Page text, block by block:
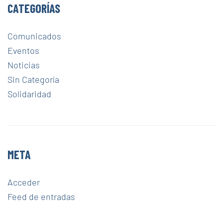
CATEGORÍAS
Comunicados
Eventos
Noticias
Sin Categoría
Solidaridad
META
Acceder
Feed de entradas